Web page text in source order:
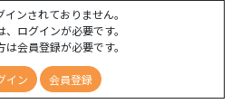
ンされておりません。
、ログインが必要です。
は会員登録が必要です。
イン 会員登録